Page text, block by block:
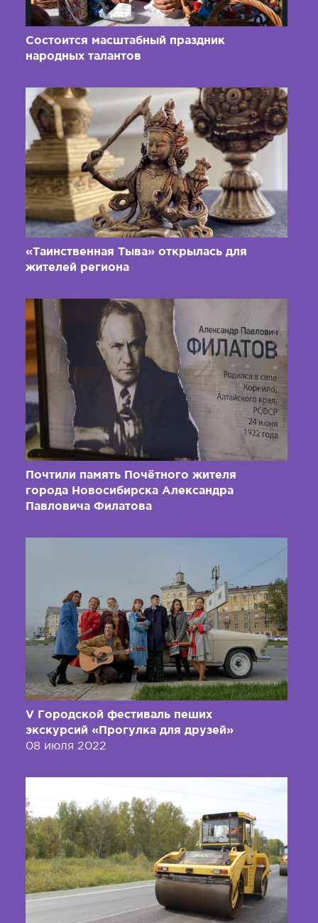
Состоится масштабный праздник
народных талантов
«Таинственная Тыва» открылась для
жителей региона
Почтили память Почётного жителя
города Новосибирска Александра
Павловича Филатова
V Городской фестиваль пеших
экскурсий «Прогулка для друзей»
08 июля 2022